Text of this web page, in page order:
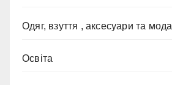
Одяг, взуття , аксесуари та мода
Освіта